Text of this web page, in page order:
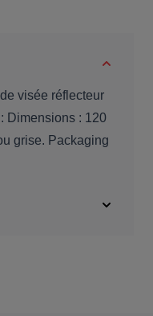
visée réflecteur
Dimensions : 120
grise. Packaging